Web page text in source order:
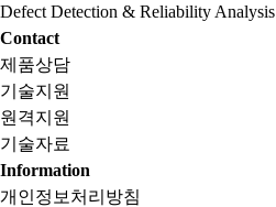
Defect Detection & Reliability Analysis
Contact
제품상담
기술지원
원격지원
기술자료
Information
개인정보처리방침